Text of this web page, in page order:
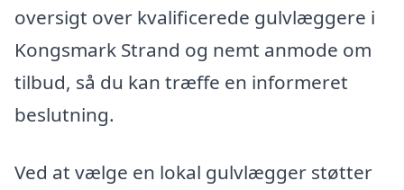
oversigt over kvalificerede gulvlæggere i
Kongsmark Strand og nemt anmode om
tilbud, så du kan træffe en informeret
beslutning.
Ved at vælge en lokal gulvlægger støtter